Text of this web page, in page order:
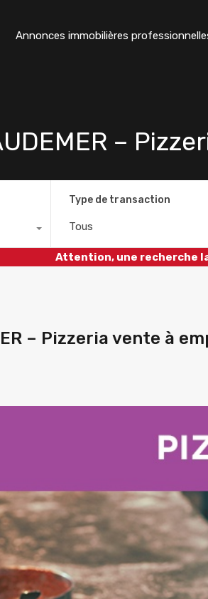
Annonces immobilières
–
Type de transaction
Tous
Attention, une recherche
– Pizzeria vente à